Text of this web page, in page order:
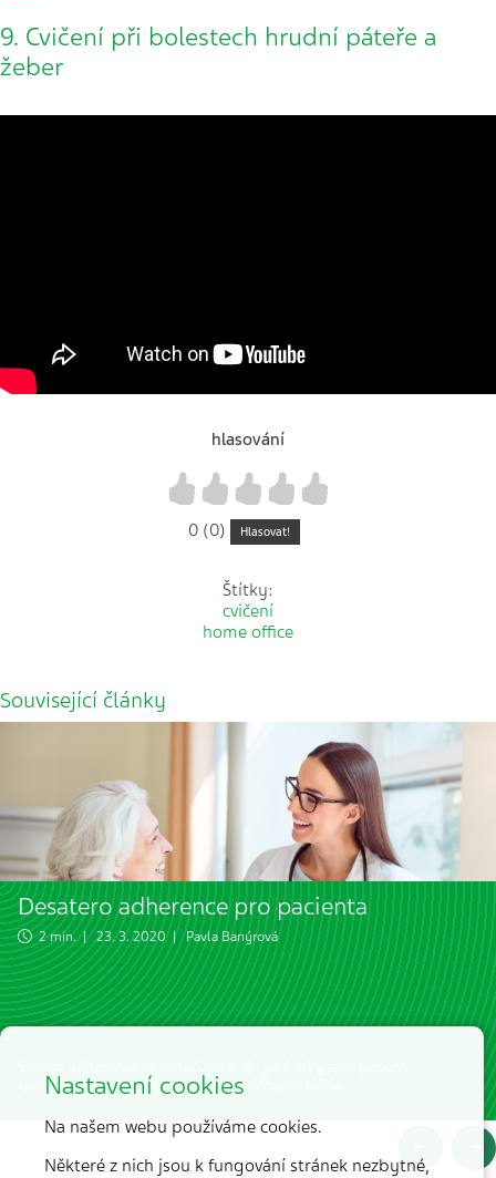
9. Cvičení při bolestech hrudní páteře a
žeber
hlasování
4
3
2
1
0 (0) Hlasovat!
Štítky:
cvičení
home office
Související články
Desatero adherence pro pacienta
2 min. | 23. 3. 2020 |Pavla Banýrová
spolupracujete se zdravotníky a dodržujete léčbu.
Nastavení cookies
Na našem webu používáme cookies.
Některé z nich jsou k fungování stránek nezbytné,